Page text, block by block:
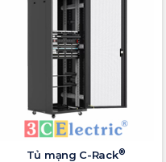
Tủ mạng C-Rack®